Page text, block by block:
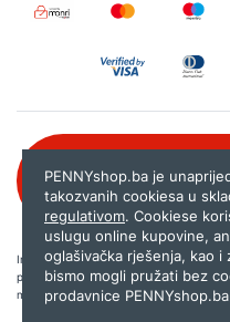
080 020
Internet trgovina PENNYshop.ba
podatke. Ako na našoj stranici otkrijete
molimo vas da nam to javite na
PENNYshop.ba je
takozvanih cookiesa u
regulativom. Cookiese
uslugu online kupovine,
oglašivačka rješenja, kao
bismo mogli pružati bez
prodavnice